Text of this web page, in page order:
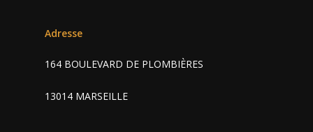
Adresse
164 BOULEVARD DE PLOMBIÈRES
13014 MARSEILLE